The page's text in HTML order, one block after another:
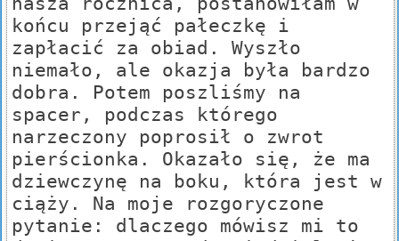
końcu przejąć pałeczkę i
zapłacić za obiad. Wyszło
niemało, ale okazja była bardzo
dobra. Potem poszliśmy na
spacer, podczas którego
narzeczony poprosił o zwrot
pierścionka. Okazało się, że ma
dziewczynę na boku, która jest w
ciąży. Na moje rozgoryczone
pytanie: dlaczego mówisz mi to